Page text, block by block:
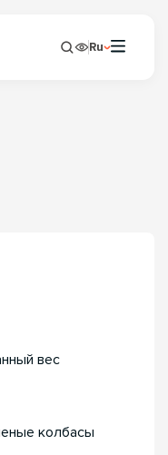
Ru
вес
колбасы